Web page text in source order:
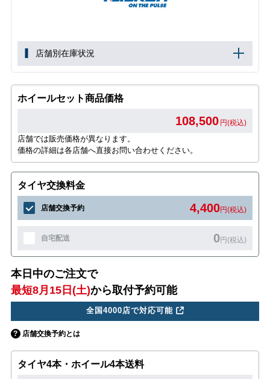
店舗別在庫状況
ホイールセット商品価格
108,500 円(税込)
店舗では販売価格が異なります。
価格の詳細は各店舗へ直接お問い合わせください。
タイヤ交換料金
店舗交換予約 4,400円(税込)
自宅配送 0円(税込)
本日中のご注文で
最短8月15日(土)から取付予約可能
全国4000店で対応可能
店舗交換予約とは
タイヤ4本・ホイール4本送料